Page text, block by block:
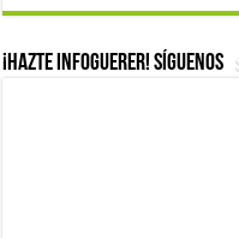
¡Hazte infoguerer! Síguenos